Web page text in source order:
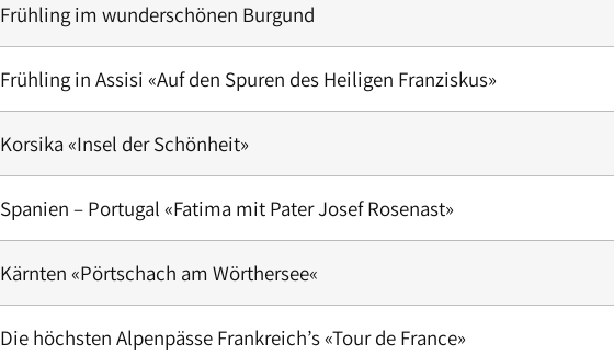
Frühling im wunderschönen Burgund
Frühling in Assisi «Auf den Spuren des Heiligen Franziskus»
Korsika «Insel der Schönheit»
Spanien – Portugal «Fatima mit Pater Josef Rosenast»
Kärnten «Pörtschach am Wörthersee«
Die höchsten Alpenpässe Frankreich’s «Tour de France»